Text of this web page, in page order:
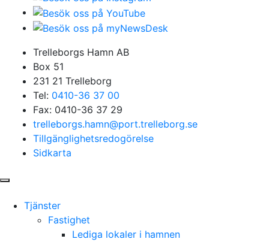
Trelleborgs Hamn AB
Box 51
231 21 Trelleborg
Tel: 0410-36 37 00
Fax: 0410-36 37 29
trelleborgs.hamn@port.trelleborg.se
Tillgänglighetsredogörelse
Sidkarta
Tjänster
Fastighet
Lediga lokaler i hamnen